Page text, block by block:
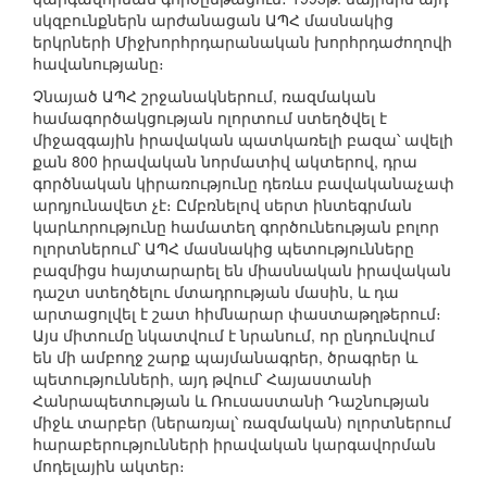
սկզբունքներն արժանացան ԱՊՀ մասնակից
երկրների Միջխորհրդարանական խորհրդաժողովի
հավանությանը։
Չնայած ԱՊՀ շրջանակներում, ռազմական
համագործակցության ոլորտում ստեղծվել է
միջազգային իրավական պատկառելի բազա՝ ավելի
քան 800 իրավական նորմատիվ ակտերով, դրա
գործնական կիրառությունը դեռևս բավականաչափ
արդյունավետ չէ։ Ըմբռնելով սերտ ինտեգրման
կարևորությունը համատեղ գործունեության բոլոր
ոլորտներում՝ ԱՊՀ մասնակից պետությունները
բազմիցս հայտարարել են միասնական իրավական
դաշտ ստեղծելու մտադրության մասին, և դա
արտացոլվել է շատ հիմնարար փաստաթղթերում։
Այս միտումը նկատվում է նրանում, որ ընդունվում
են մի ամբողջ շարք պայմանագրեր, ծրագրեր և
պետությունների, այդ թվում՝ Հայաստանի
Հանրապետության և Ռուսաստանի Դաշնության
միջև տարբեր (ներառյալ՝ ռազմական) ոլորտներում
հարաբերությունների իրավական կարգավորման
մոդելային ակտեր։